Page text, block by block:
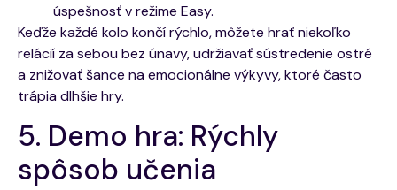
úspešnosť v režime Easy.
Keďže každé kolo končí rýchlo, môžete hrať niekoľko
relácií za sebou bez únavy, udržiavať sústredenie ostré
a znižovať šance na emocionálne výkyvy, ktoré často
trápia dlhšie hry.
5. Demo hra: Rýchly
spôsob učenia